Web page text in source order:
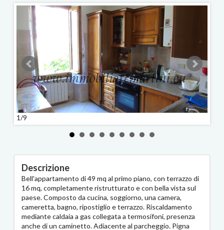
1/9
Descrizione
Bell'appartamento di 49 mq al primo piano, con terrazzo di
16 mq, completamente ristrutturato e con bella vista sul
paese. Composto da cucina, soggiorno, una camera,
cameretta, bagno, ripostiglio e terrazzo. Riscaldamento
mediante caldaia a gas collegata a termosifoni, presenza
anche di un caminetto. Adiacente al parcheggio. Pigna